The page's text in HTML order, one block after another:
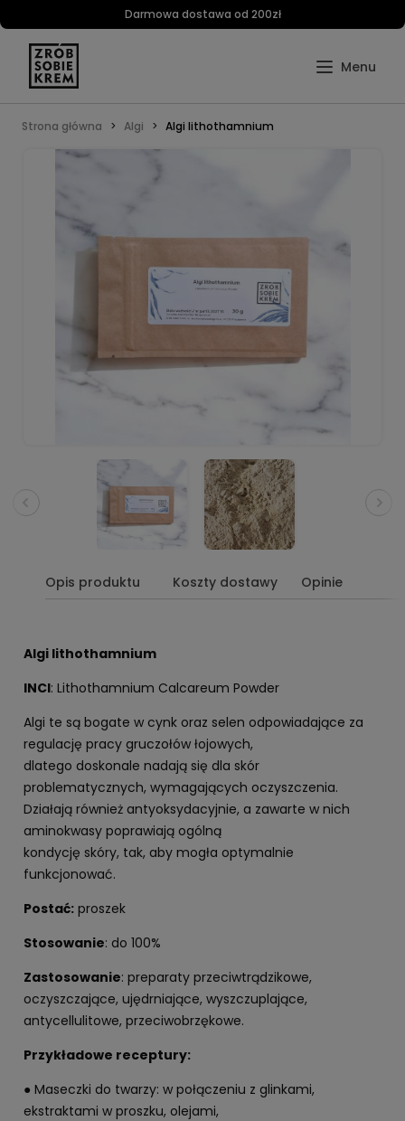
Darmowa dostawa od 200zł
Strona główna Algi Algi lithothamnium
Opis produktu Koszty dostawy Opinie
Algi lithothamnium
INCI: Lithothamnium Calcareum Powder
Algi te są bogate w cynk oraz selen odpowiadające za
regulację pracy gruczołów łojowych,
dlatego doskonale nadają się dla skór
problematycznych, wymagających oczyszczenia.
Działają również antyoksydacyjnie, a zawarte w nich
aminokwasy poprawiają ogólną
kondycję skóry, tak, aby mogła optymalnie
funkcjonować.
Postać: proszek
Stosowanie: do 100%
Zastosowanie: preparaty przeciwtrądzikowe,
oczyszczające, ujędrniające, wyszczuplające,
antycellulitowe, przeciwobrzękowe.
Przykładowe receptury:
● Maseczki do twarzy: w połączeniu z glinkami,
ekstraktami w proszku, olejami,